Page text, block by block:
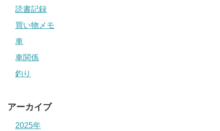
読書記録
買い物メモ
車
車関係
釣り
アーカイブ
2025年